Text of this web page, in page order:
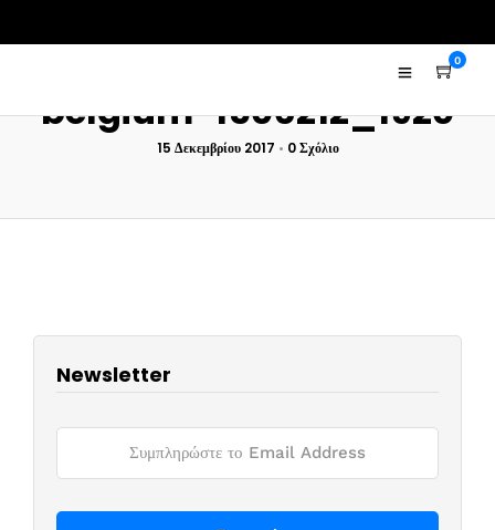
0
belgium-1506212_1920
15 Δεκεμβρίου 2017 • 0 Σχόλιο
Newsletter